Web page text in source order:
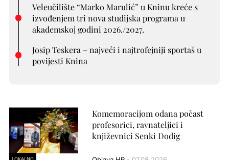
Veleučilište “Marko Marulić” u Kninu kreće s
izvođenjem tri nova studijska programa u
akademskoj godini 2026./2027.
Josip Teskera – najveći i najtrofejniji sportaš u
povijesti Knina
LOKALNO
Komemoracijom odana počast
profesorici, ravnateljici i
književnici Senki Dodig